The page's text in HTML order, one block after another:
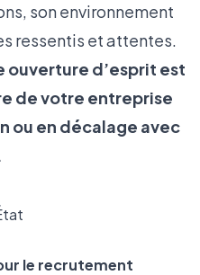
son environnement
ressentis et attentes.
ouverture d’esprit est
de votre entreprise
ou en décalage avec
le recrutement